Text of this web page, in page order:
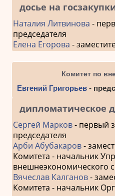
досье на
Наталия Литвинова -
председателя
Елена Егорова -
Комитет по
Евгений Григорьев-
дипломатическое
Сергей Марков- первый
председателя
Арби Абубакаров-
Комитета - начальник
внешнеэкономического
Вячеслав Калганов-
Комитета - начальник